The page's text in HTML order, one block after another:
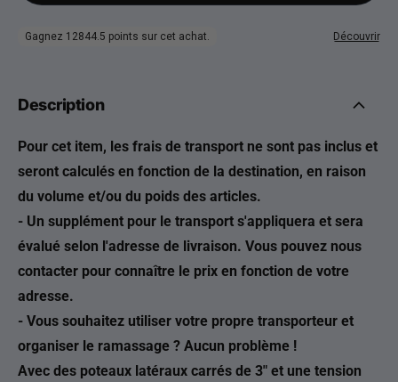
Description
Pour cet item, les frais de transport ne sont pas inclus et
seront calculés en fonction de la destination, en raison
du volume et/ou du poids des articles.
- Un supplément pour le transport s'appliquera et sera
évalué selon l'adresse de livraison. Vous pouvez nous
contacter pour connaître le prix en fonction de votre
adresse.
- Vous souhaitez utiliser votre propre transporteur et
organiser le ramassage ? Aucun problème !
Avec des poteaux latéraux carrés de 3″ et une tension